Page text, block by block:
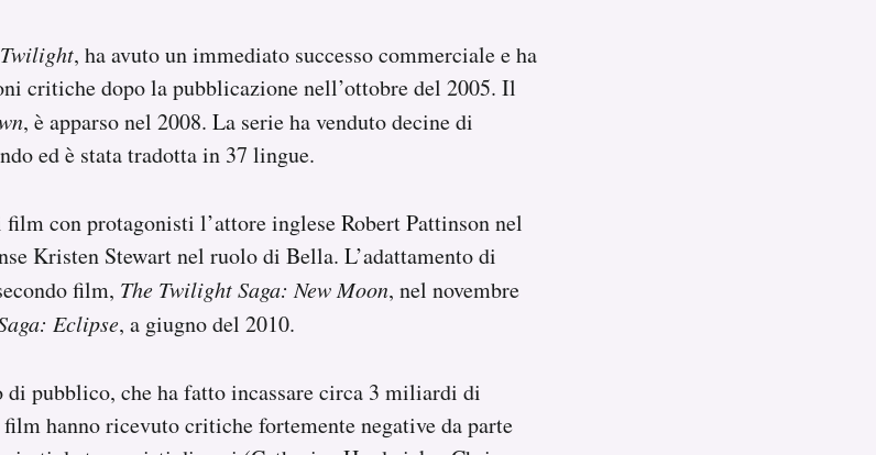
Twilight, ha avuto un immediato successo commerciale e ha
critiche dopo la pubblicazione nell’ottobre del 2005. Il
, è apparso nel 2008. La serie ha venduto decine di
ed è stata tradotta in 37 lingue.
con protagonisti l’attore inglese Robert Pattinson nel
Kristen Stewart nel ruolo di Bella. L’adattamento di
film, The Twilight Saga: New Moon, nel novembre
Eclipse, a giugno del 2010.
di pubblico, che ha fatto incassare circa 3 miliardi di
hanno ricevuto critiche fortemente negative da parte